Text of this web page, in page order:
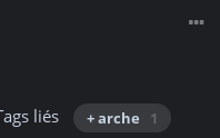
liés + arche
1